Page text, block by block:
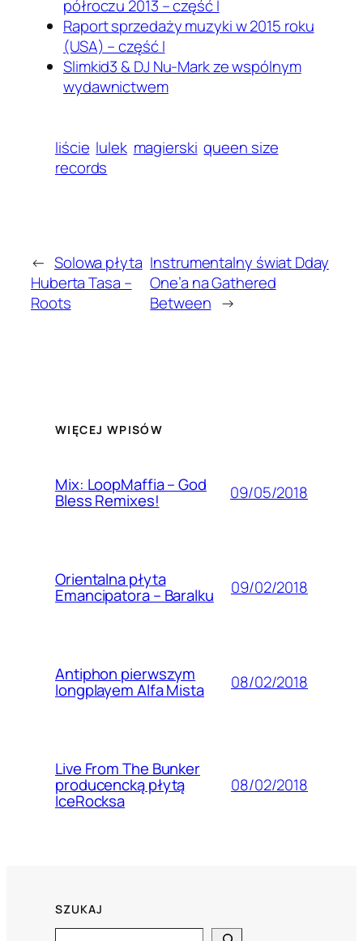
półroczu 2013 – część I
Raport sprzedaży muzyki w 2015 roku
(USA) – część I
Slimkid3 & DJ Nu-Mark ze wspólnym
wydawnictwem
liście lulek magierski queen size
records
← Solowa płyta
Huberta Tasa –
Roots
Instrumentalny świat Dday
One’a na Gathered
Between →
WIĘCEJ WPISÓW
Mix: LoopMaffia – God
Bless Remixes! 09/05/2018
Orientalna płyta
Emancipatora – Baralku 09/02/2018
Antiphon pierwszym
longplayem Alfa Mista 08/02/2018
Live From The Bunker
producencką płytą
IceRocksa
08/02/2018
SZUKAJ